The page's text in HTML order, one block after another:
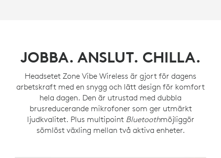
JOBBA. ANSLUT. CHILLA.
Headsetet Zone Vibe Wireless är gjort för dagens
arbetskraft med en snygg och lätt design för komfort
hela dagen. Den är utrustad med dubbla
brusreducerande mikrofoner som ger utmärkt
ljudkvalitet. Plus multipoint Bluetoothmöjliggör
sömlöst växling mellan två aktiva enheter.